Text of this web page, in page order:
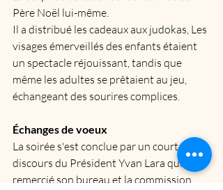
Père Noël lui-même.
Il a distribué les cadeaux aux judokas, Les
visages émerveillés des enfants étaient
un spectacle réjouissant, tandis que
même les adultes se prêtaient au jeu,
échangeant des sourires complices.
Échanges de voeux
La soirée s'est conclue par un court
discours du Président Yvan Lara qui a
remercié son bureau et la commission